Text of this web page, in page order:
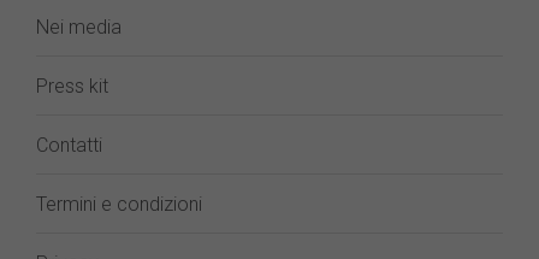
Nei media
Press kit
Contatti
Termini e condizioni